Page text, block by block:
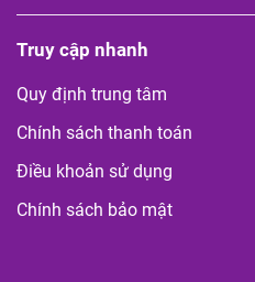
Truy cập nhanh
Quy định trung tâm
Chính sách thanh toán
Điều khoản sử dụng
Chính sách bảo mật